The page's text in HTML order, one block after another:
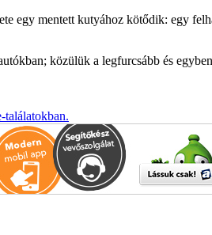
egy mentett kutyához kötődik: egy
közülük a legfurcsább és
találatokban.